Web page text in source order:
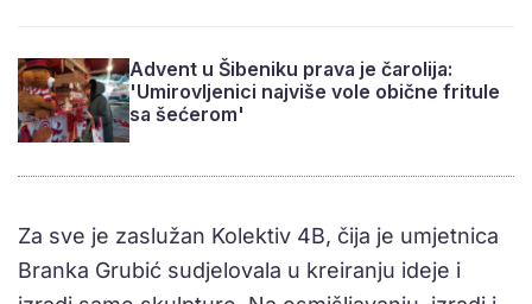
Advent u Šibeniku prava je čarolija:
'Umirovljenici najviše vole obične fritule
sa šećerom'
Za sve je zaslužan Kolektiv 4B, čija je umjetnica
Branka Grubić sudjelovala u kreiranju ideje i